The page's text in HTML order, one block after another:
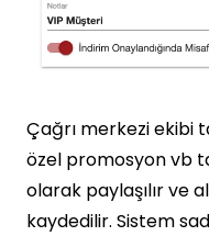
Çağrı merkezi ekibi
özel promosyon vb
olarak paylaşılır ve
kaydedilir. Sistem